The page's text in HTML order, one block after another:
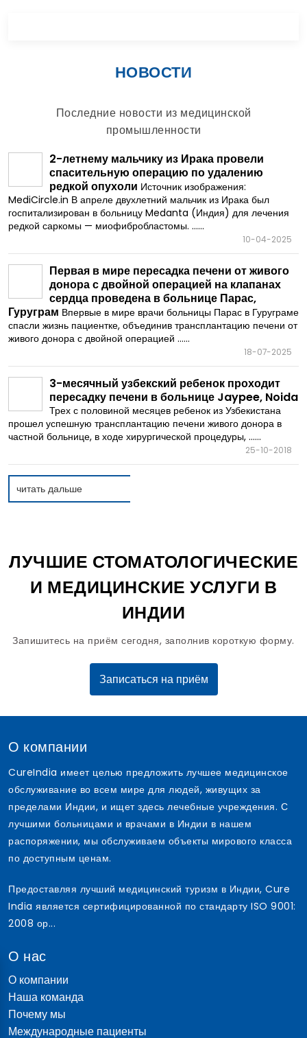
НОВОСТИ
Последние новости из медицинской
промышленности
2-летнему мальчику из Ирака провели
спасительную операцию по удалению
редкой опухоли Источник изображения:
MediCircle.in В апреле двухлетний мальчик из Ирака был
госпитализирован в больницу Medanta (Индия) для лечения
редкой саркомы — миофибробластомы. ......
10-04-2025
Первая в мире пересадка печени от живого
донора с двойной операцией на клапанах
сердца проведена в больнице Парас,
Гуруграм Впервые в мире врачи больницы Парас в Гуруграме
спасли жизнь пациентке, объединив трансплантацию печени от
живого донора с двойной операцией ......
18-07-2025
3-месячный узбекский ребенок проходит
пересадку печени в больнице Jaypee, Noida
Трех с половиной месяцев ребенок из Узбекистана
прошел успешную трансплантацию печени живого донора в
частной больнице, в ходе хирургической процедуры, ......
25-10-2018
читать дальше
ЛУЧШИЕ СТОМАТОЛОГИЧЕСКИЕ
И МЕДИЦИНСКИЕ УСЛУГИ В
ИНДИИ
Запишитесь на приём сегодня, заполнив короткую форму.
Записаться на приём
О компании
CureIndia имеет целью предложить лучшее медицинское
обслуживание во всем мире для людей, живущих за
пределами Индии, и ищет здесь лечебные учреждения. С
лучшими больницами и врачами в Индии в нашем
распоряжении, мы обслуживаем объекты мирового класса
по доступным ценам.
Предоставляя лучший медицинский туризм в Индии, Cure
India является сертифицированной по стандарту ISO 9001:
2008 ор...
О нас
О компании
Наша команда
Почему мы
Международные пациенты